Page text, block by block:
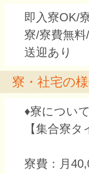
即入寮OK/
寮/寮費無
送迎あり
寮・社宅の
♦寮について
【集合寮タ
寮費：月